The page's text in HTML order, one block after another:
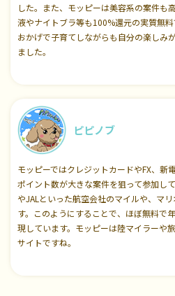
した。また、モッピーは美容系の案件も
液やナイトブラ等も100%還元の実質無
おかげで子育てしながらも自分の楽しみ
ました。
ピピノブ
モッピーではクレジットカードやFX、新
ポイント数が大きな案件を狙って参加し
やJALといった航空会社のマイルや、マ
す。このようにすることで、ほぼ無料で
現しています。モッピーは陸マイラーや
サイトですね。